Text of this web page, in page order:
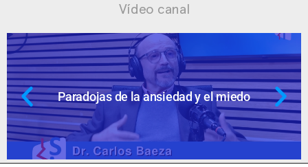
Vídeo canal
y el miedo Ansiedad: